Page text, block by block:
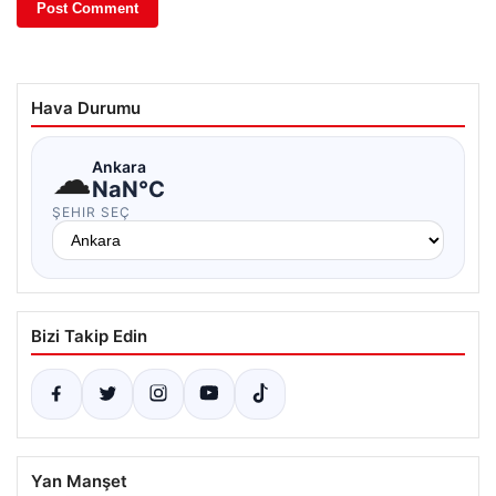
Hava Durumu
☁Ankara
NaN°C
ŞEHIR SEÇ
Bizi Takip Edin
Yan Manşet